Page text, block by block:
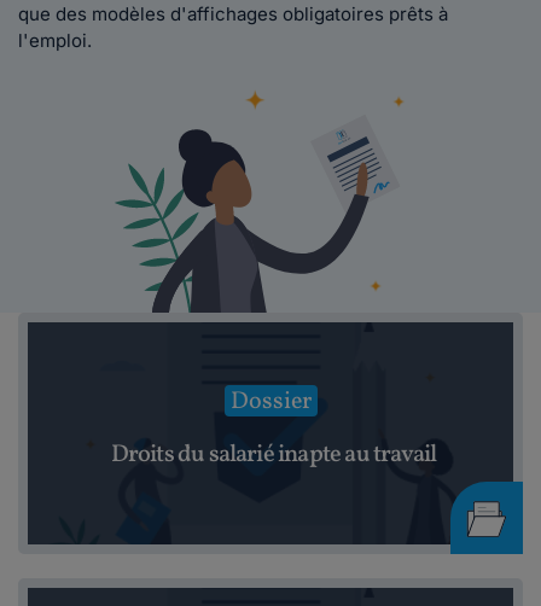
que des modèles d'affichages obligatoires prêts à
l'emploi.
Dossier
Droits du salarié inapte au travail